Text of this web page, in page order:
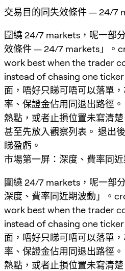
交易目的同失效條件 — 24/7
圍繞 24/7 markets，呢一部
效條件 — 24/7 markets」。
work best when the trader
instead of chasing one ticker
面，唔好只睇可唔可以落單
率、保證金佔用同退出路徑
熱點，或者止損位置未寫清
甚至先放入觀察列表。 退出
睇盈虧。
市場第一屏：深度、費率同
圍繞 24/7 markets，呢一部
深度、費率同近期波動」。
work best when the trader
instead of chasing one ticker
面，唔好只睇可唔可以落單
率、保證金佔用同退出路徑
熱點，或者止損位置未寫清